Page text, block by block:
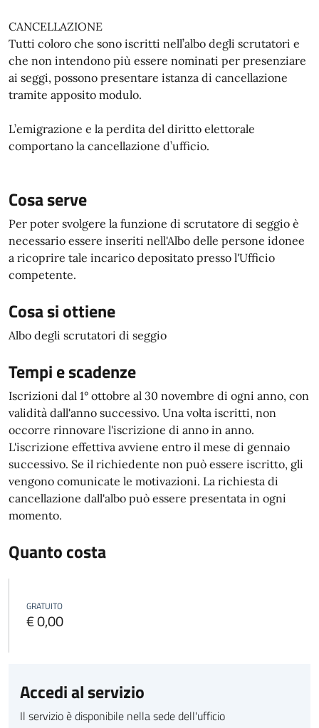
CANCELLAZIONE
Tutti coloro che sono iscritti nell’albo degli scrutatori e
che non intendono più essere nominati per presenziare
ai seggi, possono presentare istanza di cancellazione
tramite apposito modulo.
L’emigrazione e la perdita del diritto elettorale
comportano la cancellazione d’ufficio.
Cosa serve
Per poter svolgere la funzione di scrutatore di seggio è
necessario essere inseriti nell'Albo delle persone idonee
a ricoprire tale incarico depositato presso l'Ufficio
competente.
Cosa si ottiene
Albo degli scrutatori di seggio
Tempi e scadenze
Iscrizioni dal 1° ottobre al 30 novembre di ogni anno, con
validità dall'anno successivo. Una volta iscritti, non
occorre rinnovare l'iscrizione di anno in anno.
L'iscrizione effettiva avviene entro il mese di gennaio
successivo. Se il richiedente non può essere iscritto, gli
vengono comunicate le motivazioni. La richiesta di
cancellazione dall'albo può essere presentata in ogni
momento.
Quanto costa
GRATUITO
€ 0,00
Accedi al servizio
Il servizio è disponibile nella sede dell'ufficio